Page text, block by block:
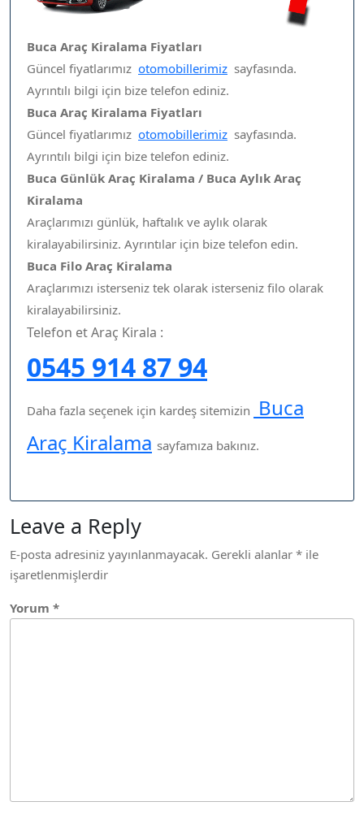
Buca Araç Kiralama Fiyatları
Güncel fiyatlarımız otomobillerimiz sayfasında.
Ayrıntılı bilgi için bize telefon ediniz.
Buca Araç Kiralama Fiyatları
Güncel fiyatlarımız otomobillerimiz sayfasında.
Ayrıntılı bilgi için bize telefon ediniz.
Buca Günlük Araç Kiralama / Buca Aylık Araç
Kiralama
Araçlarımızı günlük, haftalık ve aylık olarak
kiralayabilirsiniz. Ayrıntılar için bize telefon edin.
Buca Filo Araç Kiralama
Araçlarımızı isterseniz tek olarak isterseniz filo olarak
kiralayabilirsiniz.
Telefon et Araç Kirala :
0545 914 87 94
Daha fazla seçenek için kardeş sitemizin
Buca
Araç Kiralama sayfamıza bakınız.
Leave a Reply
E-posta adresiniz yayınlanmayacak. Gerekli alanlar * ile
işaretlenmişlerdir
Yorum *